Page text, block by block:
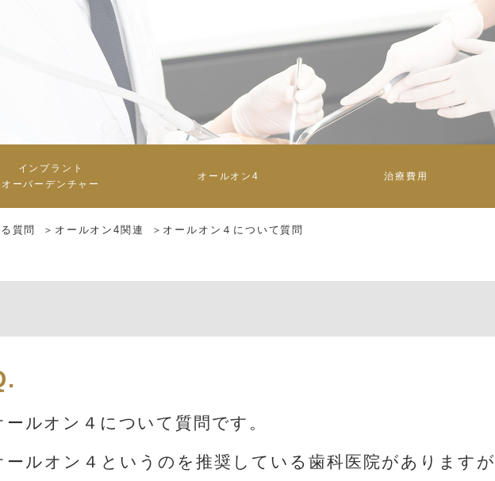
インプラント
オーバーデンチャー
ラントオーバーデンチ
ラントオーバーデンチ
よくある質問
他の治療との違い
ンプラントとの違い
入れ歯との違い
ールオン4との違い
オールオン4 治療費用
質問 オールオン4関連 オールオン４について質問
ールオン４について質問です。
ールオン４というのを推奨している歯科医院があります